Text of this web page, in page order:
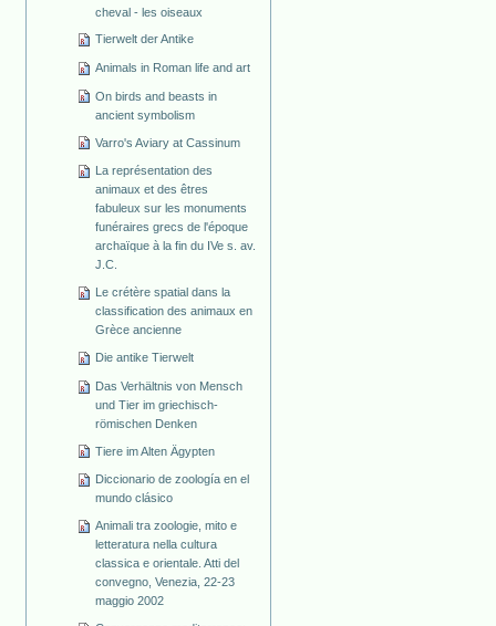
cheval - les oiseaux
Tierwelt der Antike
Animals in Roman life and art
On birds and beasts in
ancient symbolism
Varro's Aviary at Cassinum
La représentation des
animaux et des êtres
fabuleux sur les monuments
funéraires grecs de l'époque
archaïque à la fin du IVe s. av.
J.C.
Le crétère spatial dans la
classification des animaux en
Grèce ancienne
Die antike Tierwelt
Das Verhältnis von Mensch
und Tier im griechisch-
römischen Denken
Tiere im Alten Ägypten
Diccionario de zoología en el
mundo clásico
Animali tra zoologie, mito e
letteratura nella cultura
classica e orientale. Atti del
convegno, Venezia, 22-23
maggio 2002